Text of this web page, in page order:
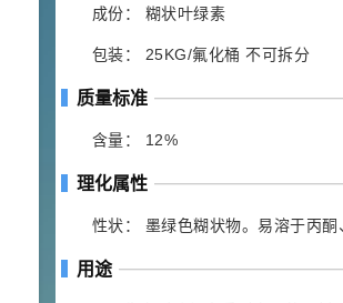
成份： 糊状叶绿素
包装： 25KG/氟化桶 不可拆分
质量标准
含量： 12%
理化属性
性状： 墨绿色糊状物。易溶于丙酮
用途
2021-07-07 植物生长调节
29 N-羟甲基丙烯酰胺
5
对甲氧基苯甲醛（